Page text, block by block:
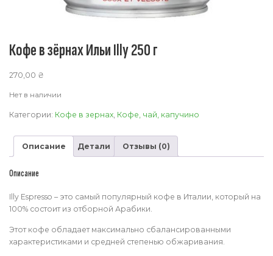
Кофе в зёрнах Ильи Illy 250 г
270,00 ₴
Нет в наличии
Категории: Кофе в зернах Кофе, чай, капучино
Описание Детали Отзывы (0)
Описание
Illy Espresso – это самый популярный кофе в Италии, который на
100% состоит из отборной Арабики.
Этот кофе обладает максимально сбалансированными
характеристиками и средней степенью обжаривания.